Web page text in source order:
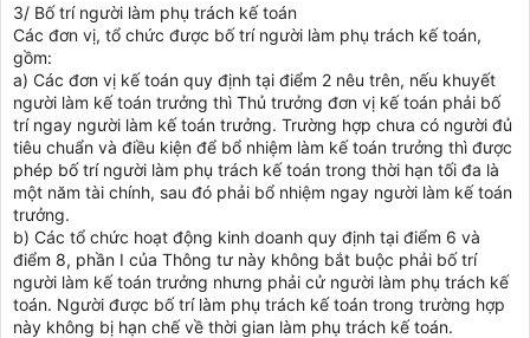
3/ Bố trí người làm phụ trách kế toán
Các đơn vị, tổ chức được bố trí người làm phụ trách kế toán,
gồm:
a) Các đơn vị kế toán quy định tại điểm 2 nêu trên, nếu khuyết
người làm kế toán trưởng thì Thủ trưởng đơn vị kế toán phải bố
trí ngay người làm kế toán trưởng. Trường hợp chưa có người đủ
tiêu chuẩn và điều kiện để bổ nhiệm làm kế toán trưởng thì được
phép bố trí người làm phụ trách kế toán trong thời hạn tối đa là
một năm tài chính, sau đó phải bổ nhiệm ngay người làm kế toán
trưởng.
b) Các tổ chức hoạt động kinh doanh quy định tại điểm 6 và
điểm 8, phần I của Thông tư này không bắt buộc phải bố trí
người làm kế toán trưởng nhưng phải cử người làm phụ trách kế
toán. Người được bố trí làm phụ trách kế toán trong trường hợp
này không bị hạn chế về thời gian làm phụ trách kế toán.